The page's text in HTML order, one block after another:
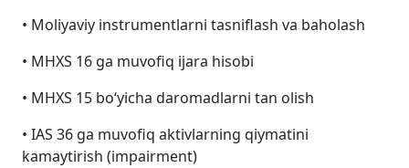
• Moliyaviy instrumentlarni tasniflash va baholash
• MHXS 16 ga muvofiq ijara hisobi
• MHXS 15 bo‘yicha daromadlarni tan olish
• IAS 36 ga muvofiq aktivlarning qiymatini
kamaytirish (impairment)